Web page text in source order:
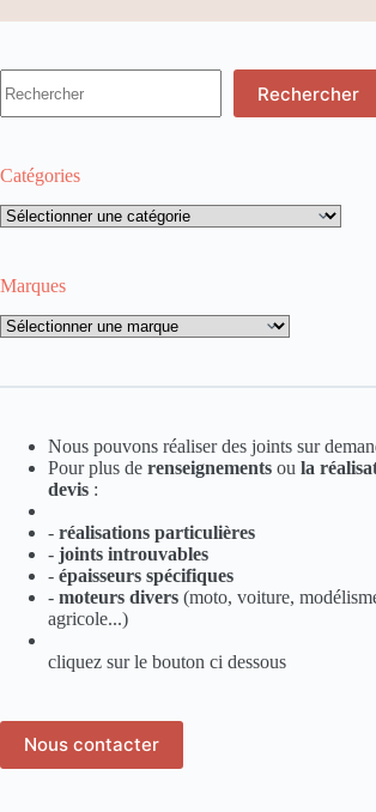
Rechercher
résultat
Catégories
Catégories
Marques
Marques
Nous pouvons réaliser des joints sur
Pour plus de renseignements ou la
devis :
- réalisations particulières
- joints introuvables
- épaisseurs spécifiques
- moteurs divers (moto, voiture,
agricole...)
cliquez sur le bouton ci dessous
Nous contacter